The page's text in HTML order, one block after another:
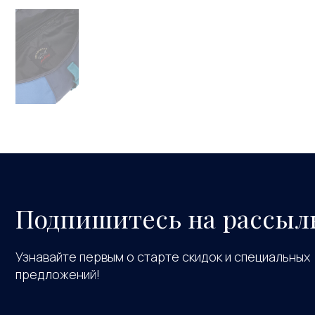
Подпишитесь на
Узнавайте первым о старте скидок и специальных
предложений!